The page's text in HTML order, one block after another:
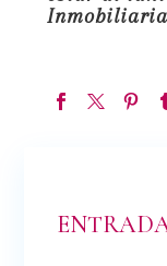
Inmobiliaria